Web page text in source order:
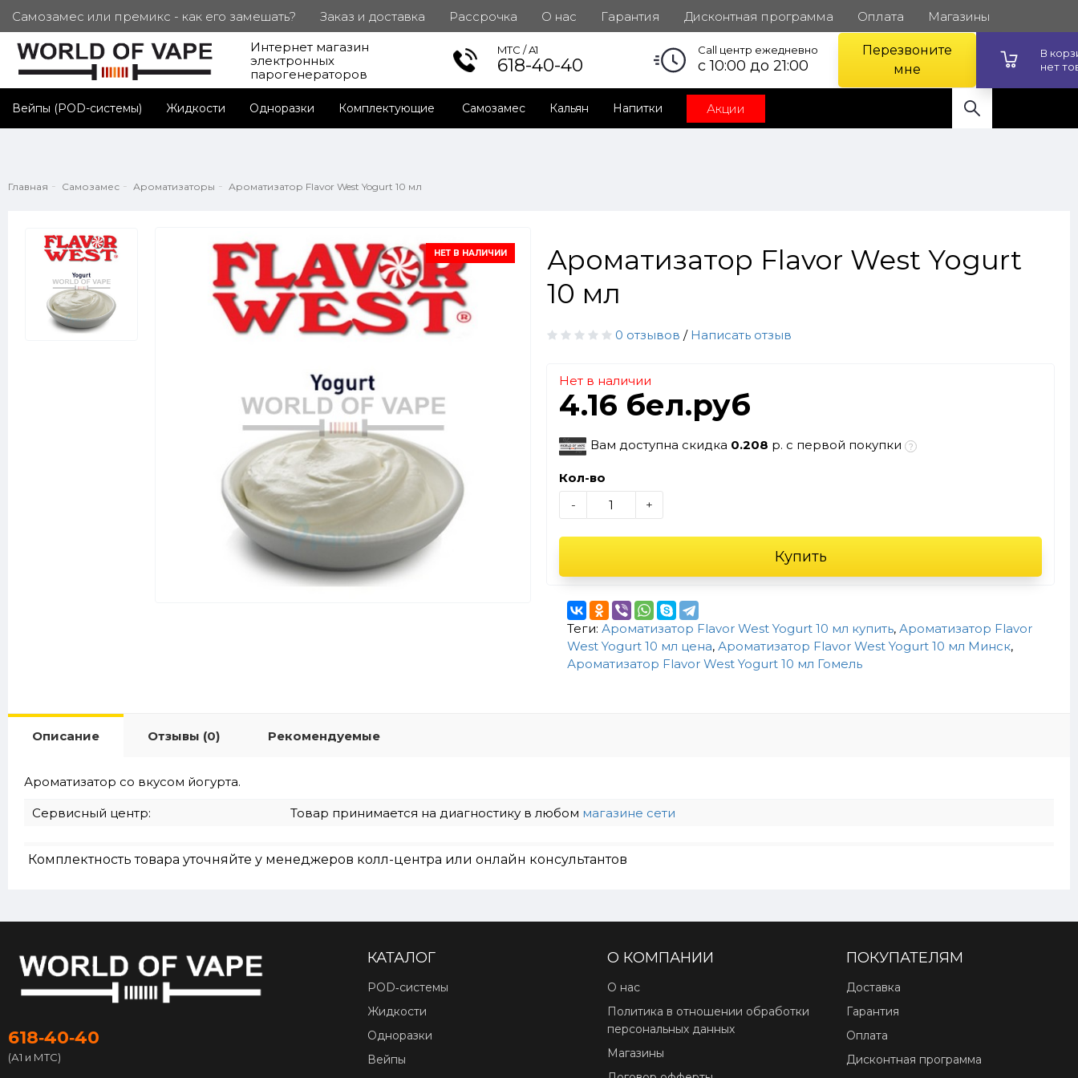
Самозамес или премикс - как его замешать? Заказ и доставка Рассрочка О нас Гарантия Дисконтная программа Оплата Магазины
ПОД. СЕРТИФИКАТЫ Партнерам Личный кабинет
Интернет магазин
электронных
парогенераторов
MTC / A1
618-40-40
Call центр ежедневно
с 10:00 до 21:00
Перезвоните
мне
В
нет
Вейпы (POD-системы) Жидкости Одноразки Комплектующие Самозамес Кальян Напитки Акции
Главная Самозамес Ароматизаторы Ароматизатор Flavor West Yogurt 10 мл
НЕТ В НАЛИЧИИ
Ароматизатор Flavor West Yogurt
10 мл
0 отзывов / Написать отзыв
Нет в наличии
4.16 бел.руб
Вам доступна скидка 0.208 р. с первой покупки
Кол-во
-
+
Купить
Теги: Ароматизатор Flavor West Yogurt 10 мл купить, Ароматизатор Flavor
West Yogurt 10 мл цена, Ароматизатор Flavor West Yogurt 10 мл Минск,
Ароматизатор Flavor West Yogurt 10 мл Гомель
Описание Отзывы (0) Рекомендуемые
Ароматизатор со вкусом йогурта.
Сервисный центр: Товар принимается на диагностику в любом магазине сети
Комплектность товара уточняйте у менеджеров колл-центра или онлайн консультантов
618‑40‑40
(А1 и МТС)
КАТАЛОГ
POD‑системы
Жидкости
Одноразки
Вейпы
О КОМПАНИИ
О нас
Политика в отношении обработки
персональных данных
Магазины
ПОКУПАТЕЛЯМ
Доставка
Гарантия
Оплата
Дисконтная программа